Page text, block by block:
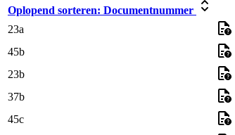
Oplopend sorteren: Documentnummer
23a
45b
23b
37b
45c